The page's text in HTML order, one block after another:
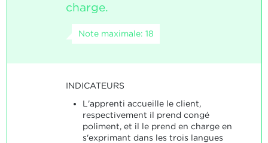
charge.
Note maximale: 18
INDICATEURS
L'apprenti accueille le client,
respectivement il prend congé
poliment, et il le prend en charge en
s'exprimant dans les trois langues